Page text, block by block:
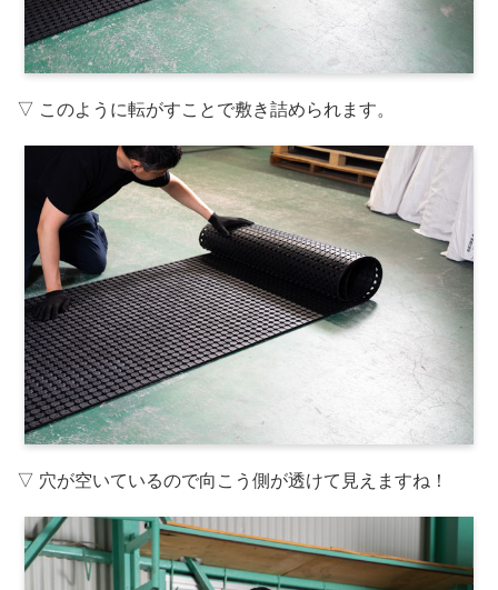
▽ このように転がすことで敷き詰められます。
▽ 穴が空いているので向こう側が透けて見えますね！